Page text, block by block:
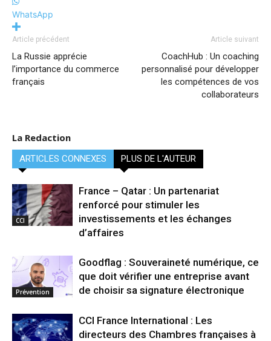
WhatsApp
Article précédent
La Russie apprécie
l’importance du commerce
français
Article suivant
CoachHub : Un coaching
personnalisé pour développer
les compétences de vos
collaborateurs
La Redaction
ARTICLES CONNEXES PLUS DE L'AUTEUR
CCI
France – Qatar : Un partenariat
renforcé pour stimuler les
investissements et les échanges
d’affaires
Prévention
Goodflag : Souveraineté numérique, ce
que doit vérifier une entreprise avant
de choisir sa signature électronique
CCI France International : Les
directeurs des Chambres françaises à